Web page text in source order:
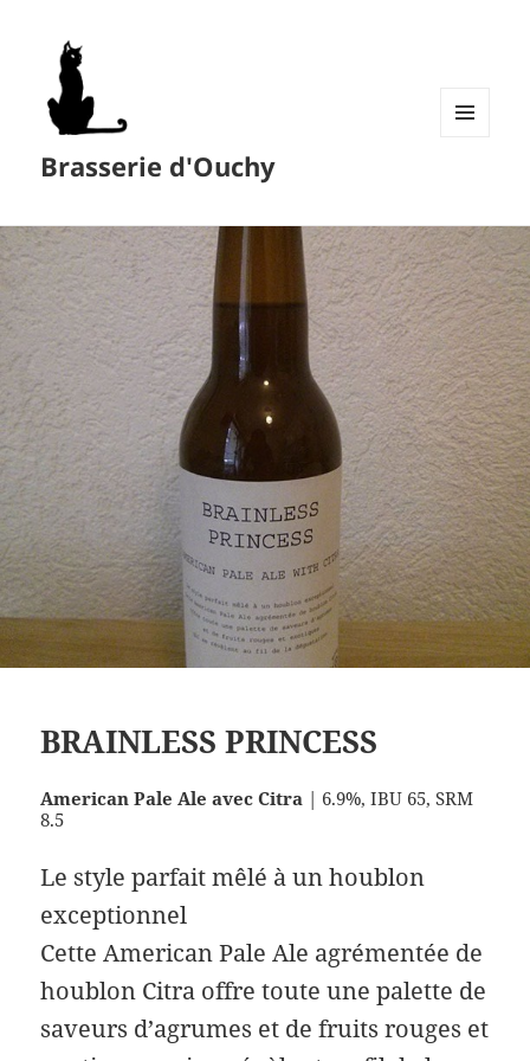
Brasserie d'Ouchy
BRAINLESS PRINCESS
American Pale Ale avec Citra | 6.9%, IBU 65, SRM
8.5
Le style parfait mêlé à un houblon
exceptionnel
Cette American Pale Ale agrémentée de
houblon Citra offre toute une palette de
saveurs d’agrumes et de fruits rouges et